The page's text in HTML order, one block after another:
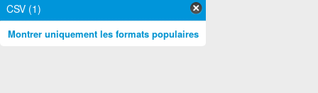
CSV (1)
Montrer uniquement les formats populaires